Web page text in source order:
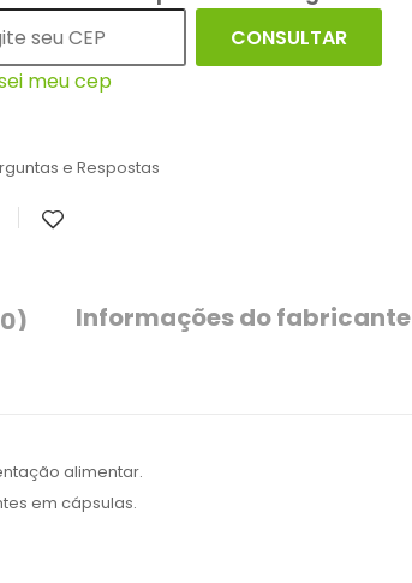
CONSULTAR
meu cep
e Respostas
Informações do fabricante
alimentar.
em cápsulas.